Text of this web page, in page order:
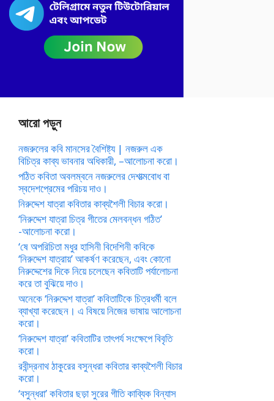
আরো পড়ুন
নজরুলের কবি মানসের বৈশিষ্ট্য | নজরুল এক
বিচিত্র কাব্য ভাবনার অধিকারী, –আলোচনা করো।
পঠিত কবিতা অবলম্বনে নজরুলের দেশাত্মবোধ বা
স্বদেশপ্রেমের পরিচয় দাও।
নিরুদ্দেশ যাত্রা কবিতার কাব্যশৈলী বিচার করো।
‘নিরুদ্দেশ যাত্রা চিত্র গীতের মেলবন্ধন গঠিত’
-আলোচনা করো।
‘ষে অপরিচিতা মধুর হাসিনী বিদেশিনী কবিকে
‘নিরুদ্দেশ যাত্রায়’ আকর্ষণ করেছেন, এবং কোনো
নিরুদ্দেশের দিকে নিয়ে চলেছেন কবিতাটি পর্যালোচনা
করে তা বুঝিয়ে দাও।
অনেকে ‘নিরুদ্দেশ যাত্রা’ কবিতাটিকে চিত্রধর্মী বলে
ব্যাখ্যা করেছেন। এ বিষয়ে নিজের ভাষায় আলোচনা
করো।
‘নিরুদ্দেশ যাত্রা’ কবিতাটির তাৎপর্য সংক্ষেপে বিবৃতি
করো।
রবীন্দ্রনাথ ঠাকুরের বসুন্ধরা কবিতার কাব্যশৈলী বিচার
করো।
‘বসুন্ধরা’ কবিতার ছড়া সুরের গীতি কাব্যিক বিন্যাস